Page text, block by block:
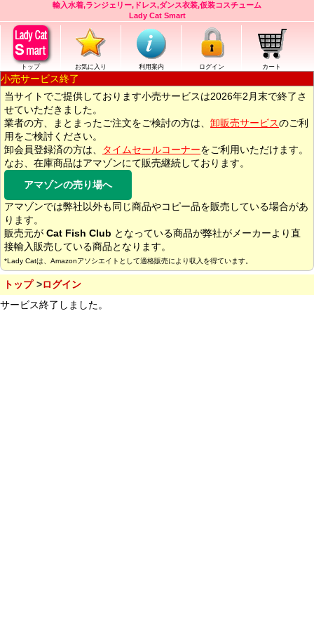
輸入水着,ランジェリー,ドレス,ダンス衣装,仮装コスチューム
Lady Cat Smart
トップ お気に入り 利用案内 ログイン カート
小売サービス終了
当サイトでご提供しております小売サービスは2026年2月末で終了さ
せていただきました。
業者の方、まとまったご注文をご検討の方は、 卸販売サービスのご利
用をご検討ください。
卸会員登録済の方は、
タイムセールコーナーをご利用いただけます。
なお、在庫商品はアマゾンにて販売継続しております。
アマゾンの売り場へ
アマゾンでは弊社以外も同じ商品やコピー品を販売している場合があ
ります。
販売元が Cat Fish Club となっている商品が弊社がメーカーより直
接輸入販売している商品となります。
*Lady Catは、Amazonアソシエイトとして適格販売により収入を得ています。
トップ
ログイン
サービス終了しました。